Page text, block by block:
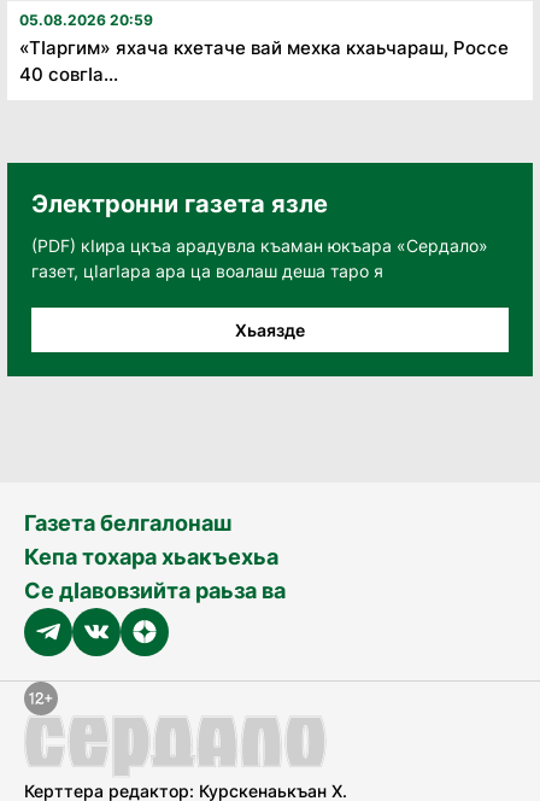
05.08.2026 20:59
«Тӏаргим» яхача кхетаче вай мехка кхаьчараш, Россе
40 совгӏа...
Электронни газета язле
(PDF) кӀира цкъа арадувла къаман юкъара «Сердало»
газет, цӀагӀара ара ца воалаш деша таро я
Хьаязде
Газета белгалонаш
Кепа тохара хьакъехьа
Се дӀавовзийта раьза ва
Керттера редактор: Курскенаькъан Х.